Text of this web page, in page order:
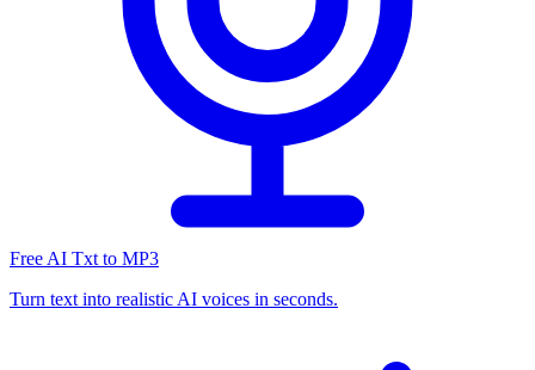
Free AI Txt to MP3
Turn text into realistic AI voices in seconds.